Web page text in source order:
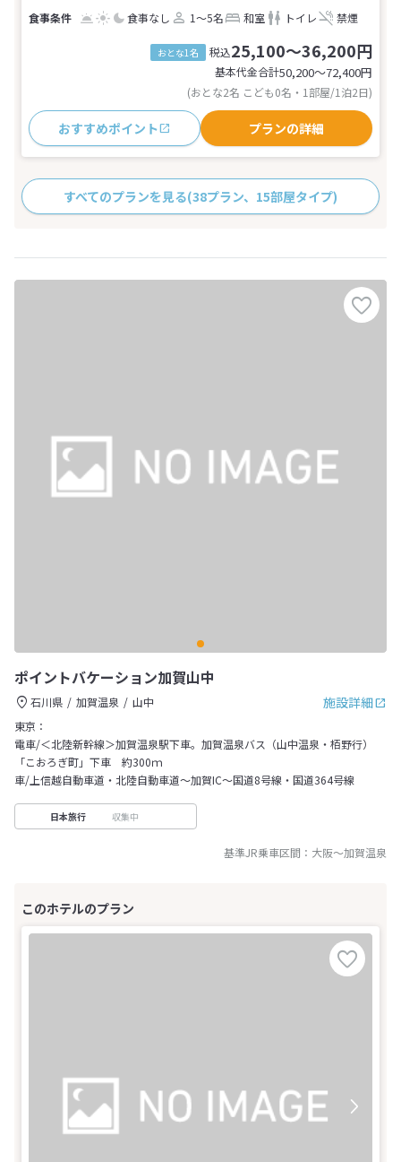
食事なし 1～5名 和室 トイレ 禁煙
おとな1名 税込25,100～36,200円
基本代金合計50,200〜72,400円
(おとな2名 こども0名・1部屋/1泊2日)
おすすめポイント プランの詳細
すべてのプランを見る(38プラン、15部屋タイプ)
ポイントバケーション加賀山中
施設詳細
石川県 加賀温泉
山中
東京：
電車/＜北陸新幹線＞加賀温泉駅下車。加賀温泉バス（山中温泉・栢野行）
「こおろぎ町」下車 約300ｍ
車/上信越自動車道・北陸自動車道～加賀IC～国道8号線・国道364号線
日本旅行 収集中
基準JR乗車区間： 大阪～加賀温泉